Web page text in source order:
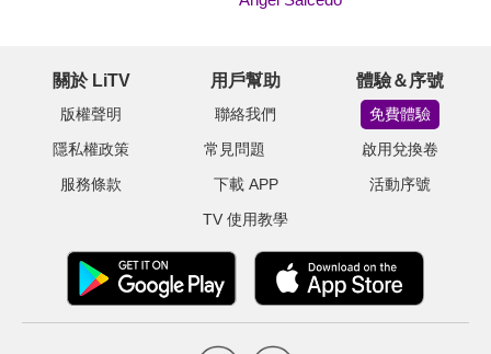
關於 LiTV
版權聲明
隱私權政策
服務條款
用戶幫助
聯絡我們
常見問題
下載 APP
TV 使用教學
體驗＆序號
免費體驗
啟用兌換卷
活動序號